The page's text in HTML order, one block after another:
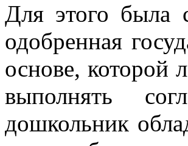
Для этого была
одобренная
основе, которой
выполнять
дошкольник